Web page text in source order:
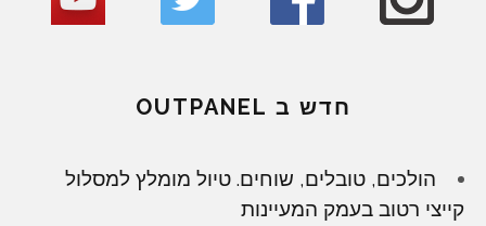
חדש ב OUTPANEL
הולכים, טובלים, שוחים. טיול מומלץ למסלול
קייצי רטוב בעמק המעיינות